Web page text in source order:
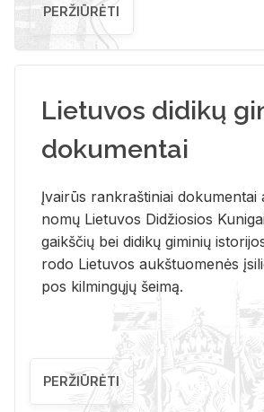
PERŽIŪRĖTI
Lietuvos didikų
dokumentai
Įvai­rūs rank­raš­ti­niai
no­mų Lie­tu­vos Di­džio­sios
gaikš­čių bei di­di­kų gi­mi­nių
ro­do Lie­tu­vos aukš­tuo­me­nės
pos kil­min­gų­jų šei­mą.
PERŽIŪRĖTI